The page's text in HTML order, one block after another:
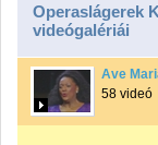
Operaslágerek
videógalériái
Ave
58 videó